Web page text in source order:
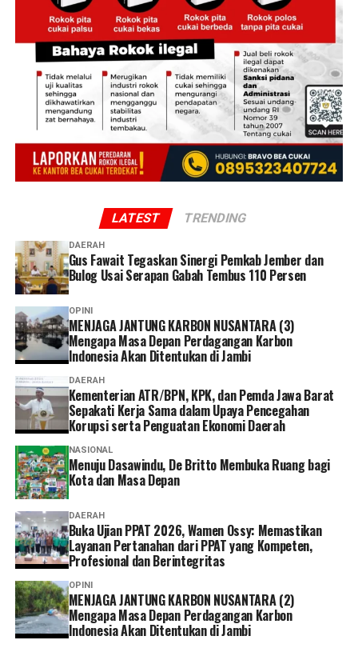
LATEST TRENDING
DAERAH
Gus Fawait Tegaskan Sinergi Pemkab Jember dan
Bulog Usai Serapan Gabah Tembus 110 Persen
OPINI
MENJAGA JANTUNG KARBON NUSANTARA (3)
Mengapa Masa Depan Perdagangan Karbon
Indonesia Akan Ditentukan di Jambi
DAERAH
Kementerian ATR/BPN, KPK, dan Pemda Jawa Barat
Sepakati Kerja Sama dalam Upaya Pencegahan
Korupsi serta Penguatan Ekonomi Daerah
NASIONAL
Menuju Dasawindu, De Britto Membuka Ruang bagi
Kota dan Masa Depan
DAERAH
Buka Ujian PPAT 2026, Wamen Ossy: Memastikan
Layanan Pertanahan dari PPAT yang Kompeten,
Profesional dan Berintegritas
OPINI
MENJAGA JANTUNG KARBON NUSANTARA (2)
Mengapa Masa Depan Perdagangan Karbon
Indonesia Akan Ditentukan di Jambi